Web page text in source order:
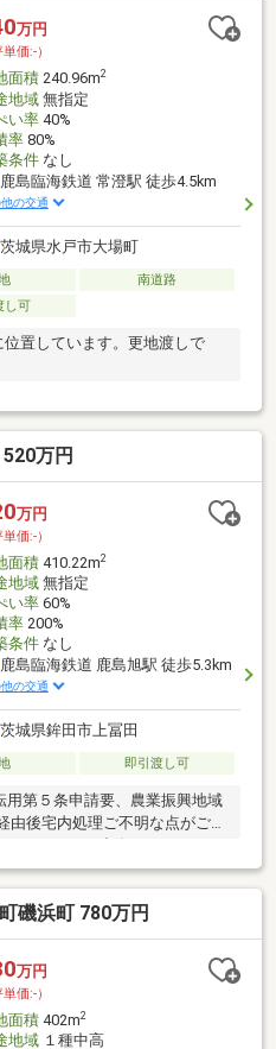
万円
単価:-）
面積240.96m2
地域無指定
い率40%
率80%
条件なし
鹿島臨海鉄道 常澄駅 徒歩4.5km
の交通
茨城県水戸市大場町
南道路
し可
置しています。更地渡しで
万円
万円
単価:-）
面積410.22m2
地域無指定
い率60%
率200%
条件なし
鹿島臨海鉄道 鹿島旭駅 徒歩5.3km
の交通
茨城県鉾田市上冨田
即引渡し可
第５条申請要、農業振興地域
後宅内処理ご不明な点がござ
磯浜町 780万円
万円
単価:-）
面積402m2
地域１種中高